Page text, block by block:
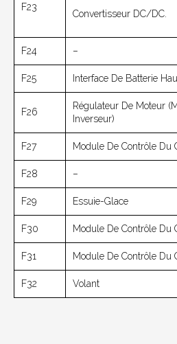
F23
Convertisseur DC/DC.
F24 –
F25 Interface De Batterie
F26
Régulateur De Moteur
Inverseur)
F27 Module De Contrôle Du
F28 –
F29 Essuie-Glace
F30 Module De Contrôle Du
F31 Module De Contrôle Du
F32 Volant